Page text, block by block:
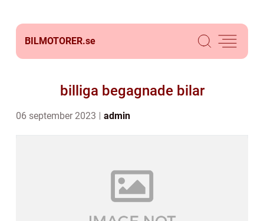
BILMOTORER.se
billiga begagnade bilar
06 september 2023 admin